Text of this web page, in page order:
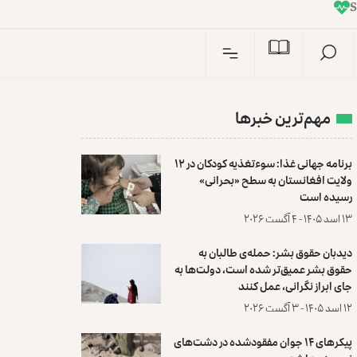
n
I
مهم‌ترین خبرها
برنامه جهانی غذا: سوءتغذیه کودکان در ۱۲
ولایت افغانستان به سطح «بحرانی»
رسیده است
۱۳ اسد ۱۴۰۵ - ۴ آگست ۲۰۲۶
دیدبان حقوق بشر: حمله‌ی طالبان به
حقوق بشر عمیق‌تر شده است، دولت‌ها به
جای ابراز نگرانی، عمل کنند
۱۲ اسد ۱۴۰۵ - ۳ آگست ۲۰۲۶
پیکرهای ۱۴ جوان مفقودشده در دشت‌های